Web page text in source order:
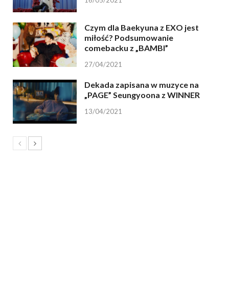
Czym dla Baekyuna z EXO jest
miłość? Podsumowanie
comebacku z „BAMBI”
27/04/2021
Dekada zapisana w muzyce na
„PAGE” Seungyoona z WINNER
13/04/2021